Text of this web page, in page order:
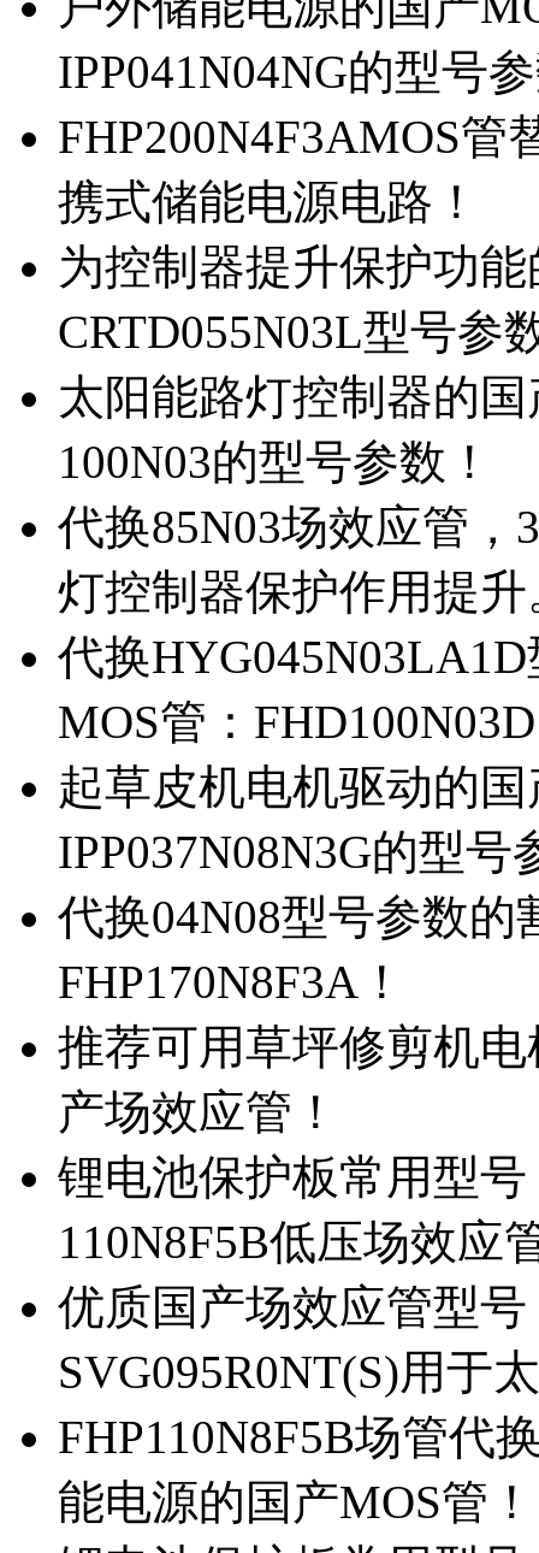
IPP041N04NG的型号
FHP200N4F3AMOS管
携式储能电源电路！
为控制器提升保护功
CRTD055N03L型号参
太阳能路灯控制器的
100N03的型号参数！
代换85N03场效应管
灯控制器保护作用提升
代换
MOS管：
起草皮机电机驱动的
IPP037N08N3G的型号
代换04N08型号参数
FHP170N8F3A！
推荐可用草坪修剪机电
产场效应管！
锂电池保护板常用型号
110N8F5B低压场效应
优质国产场效应管型
SVG095R0NT(S)用于
FHP110N8F5B场管代
能电源的国产MOS管！